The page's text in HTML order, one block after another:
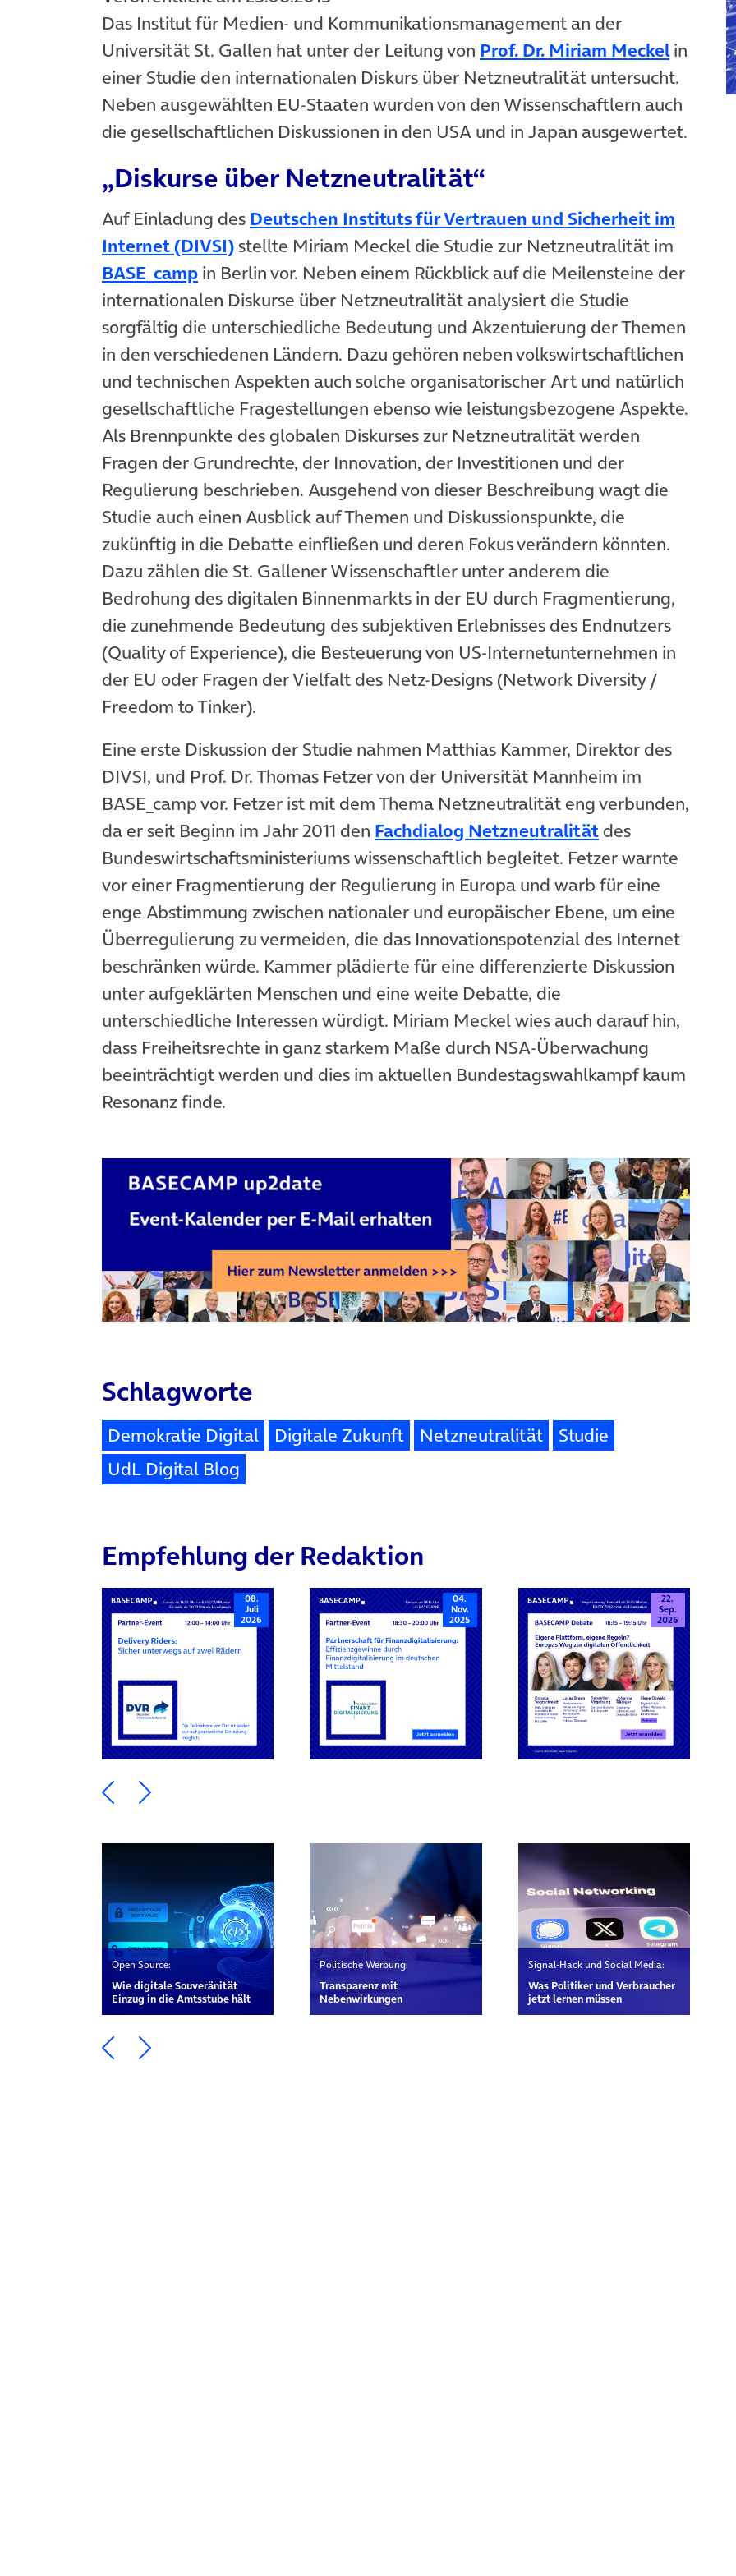
Das Institut für Medien- und Kommunikationsmanagement an der
Universität St. Gallen hat unter der Leitung von Prof. Dr. Miriam Meckelin
einer Studie den internationalen Diskurs über Netzneutralität untersucht.
Neben ausgewählten EU-Staaten wurden von den Wissenschaftlern auch
die gesellschaftlichen Diskussionen in den USA und in Japan ausgewertet.
„Diskurse über Netzneutralität“
Auf Einladung des Deutschen Instituts für Vertrauen und Sicherheit im
Internet (DIVSI)(öffnet in neuem Tab)
stellte Miriam Meckel die Studie zur Netzneutralität im
BASE_camp(öffnet in neuem Tab)
in Berlin vor. Neben einem Rückblick auf die Meilensteine der
internationalen Diskurse über Netzneutralität analysiert die Studie
sorgfältig die unterschiedliche Bedeutung und Akzentuierung der Themen
in den verschiedenen Ländern. Dazu gehören neben volkswirtschaftlichen
und technischen Aspekten auch solche organisatorischer Art und natürlich
gesellschaftliche Fragestellungen ebenso wie leistungsbezogene Aspekte.
Als Brennpunkte des globalen Diskurses zur Netzneutralität werden
Fragen der Grundrechte, der Innovation, der Investitionen und der
Regulierung beschrieben. Ausgehend von dieser Beschreibung wagt die
Studie auch einen Ausblick auf Themen und Diskussionspunkte, die
zukünftig in die Debatte einfließen und deren Fokus verändern könnten.
Dazu zählen die St. Gallener Wissenschaftler unter anderem die
Bedrohung des digitalen Binnenmarkts in der EU durch Fragmentierung,
die zunehmende Bedeutung des subjektiven Erlebnisses des Endnutzers
(Quality of Experience), die Besteuerung von US-Internetunternehmen in
der EU oder Fragen der Vielfalt des Netz-Designs (Network Diversity /
Freedom to Tinker).
Eine erste Diskussion der Studie nahmen Matthias Kammer, Direktor des
DIVSI, und Prof. Dr. Thomas Fetzer von der Universität Mannheim im
BASE_camp vor. Fetzer ist mit dem Thema Netzneutralität eng verbunden,
da er seit Beginn im Jahr 2011 den Fachdialog Netzneutralität des
Bundeswirtschaftsministeriums wissenschaftlich begleitet. Fetzer warnte
vor einer Fragmentierung der Regulierung in Europa und warb für eine
enge Abstimmung zwischen nationaler und europäischer Ebene, um eine
Überregulierung zu vermeiden, die das Innovationspotenzial des Internet
beschränken würde. Kammer plädierte für eine differenzierte Diskussion
unter aufgeklärten Menschen und eine weite Debatte, die
unterschiedliche Interessen würdigt. Miriam Meckel wies auch darauf hin,
dass Freiheitsrechte in ganz starkem Maße durch NSA-Überwachung
beeinträchtigt werden und dies im aktuellen Bundestagswahlkampf kaum
Resonanz finde.
Schlagworte
Demokratie Digital Digitale Zukunft Netzneutralität
Studie
UdL Digital Blog
Empfehlung der Redaktion
08.
Juli
2026
04.
Nov.
2025
22.
Sep.
2026
Ein Element zurück blättern
Ein Element weiter blättern
Open Source:
Wie digitale Souveränität
Einzug in die Amtsstube hält
Politische Werbung:
Transparenz mit
Nebenwirkungen
Signal-Hack und Social Media:
Was Politiker und Verbraucher
jetzt lernen müssen
Ein Element zurück blättern
Ein Element weiter blättern